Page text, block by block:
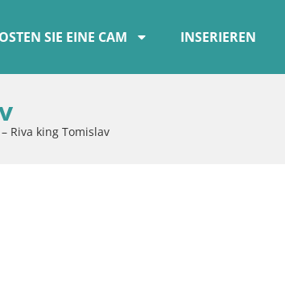
SIE EINE CAM INSERIEREN
Riva king Tomislav